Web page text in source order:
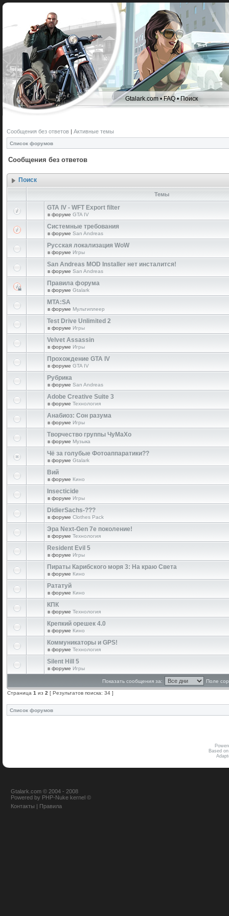
Gtalark.com •FAQ•Поиск
Сообщения без ответов | Активные темы
Список форумов
Сообщения без ответов
Поиск
Темы
GTA IV - WFT Export filter
в форуме GTA IV
Системные требования
в форуме San Andreas
Русская локализация WoW
в форуме Игры
San Andreas MOD Installer нет инсталится!
в форуме San Andreas
Правила форума
в форуме Gtalark
MTA:SA
в форуме Мультиплеер
Test Drive Unlimited 2
в форуме Игры
Velvet Assassin
в форуме Игры
Прохождение GTA IV
в форуме GTA IV
Рубрика
в форуме San Andreas
Adobe Creative Suite 3
в форуме Технология
Анабиоз: Сон разума
в форуме Игры
Творчество группы ЧуМаХо
в форуме Музыка
Чё за голубые Фотоаппаратики??
в форуме Gtalark
Вий
в форуме Кино
Insecticide
в форуме Игры
DidierSachs-???
в форуме Clothes Pack
Эра Next-Gen 7е поколение!
в форуме Технология
Resident Evil 5
в форуме Игры
Пираты Карибского моря 3: На краю Света
в форуме Кино
Рататуй
в форуме Кино
КПК
в форуме Технология
Крепкий орешек 4.0
в форуме Кино
Коммуникаторы и GPS!
в форуме Технология
Silent Hill 5
в форуме Игры
Показать сообщения за: Поле
Страница 1 из 2 [ Результатов поиска: 34 ]
Список форумов
Based
Gtalark.com © 2004 - 2008
Powered by PHP-Nuke kernel ©
Контакты | Правила